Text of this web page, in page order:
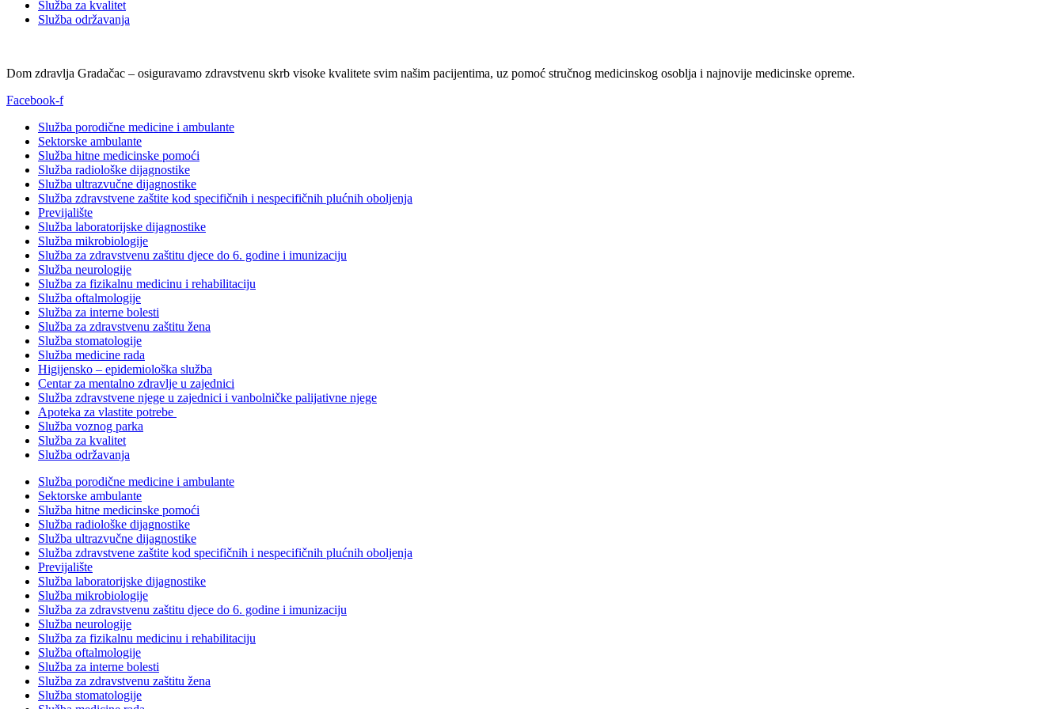
Služba za kvalitet
Služba održavanja
Dom zdravlja Gradačac – osiguravamo zdravstvenu skrb visoke kvalitete svim našim pacijentima, uz pomoć stručnog medicinskog osoblja i najnovije medicinske opreme.
Facebook-f
Služba porodične medicine i ambulante
Sektorske ambulante
Služba hitne medicinske pomoći
Služba radiološke dijagnostike
Služba ultrazvučne dijagnostike
Služba zdravstvene zaštite kod specifičnih i nespecifičnih plućnih oboljenja
Previjalište
Služba laboratorijske dijagnostike
Služba mikrobiologije
Služba za zdravstvenu zaštitu djece do 6. godine i imunizaciju
Služba neurologije
Služba za fizikalnu medicinu i rehabilitaciju
Služba oftalmologije
Služba za interne bolesti
Služba za zdravstvenu zaštitu žena
Služba stomatologije
Služba medicine rada
Higijensko – epidemiološka služba
Centar za mentalno zdravlje u zajednici
Služba zdravstvene njege u zajednici i vanbolničke palijativne njege
Apoteka za vlastite potrebe
Služba voznog parka
Služba za kvalitet
Služba održavanja
Služba porodične medicine i ambulante
Sektorske ambulante
Služba hitne medicinske pomoći
Služba radiološke dijagnostike
Služba ultrazvučne dijagnostike
Služba zdravstvene zaštite kod specifičnih i nespecifičnih plućnih oboljenja
Previjalište
Služba laboratorijske dijagnostike
Služba mikrobiologije
Služba za zdravstvenu zaštitu djece do 6. godine i imunizaciju
Služba neurologije
Služba za fizikalnu medicinu i rehabilitaciju
Služba oftalmologije
Služba za interne bolesti
Služba za zdravstvenu zaštitu žena
Služba stomatologije